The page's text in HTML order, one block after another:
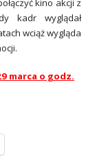
kino akcji z
kadr wyglądał
wciąż wygląda
marca o godz.